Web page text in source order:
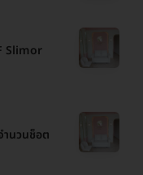
Slimor
ำนวนช็อต